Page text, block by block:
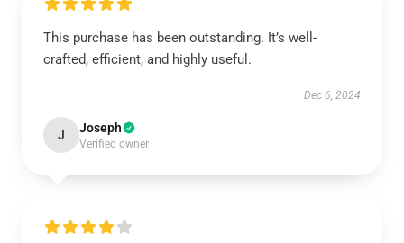
This purchase has been outstanding. It’s well-
crafted, efficient, and highly useful.
Dec 6, 2024
J Joseph
Verified owner